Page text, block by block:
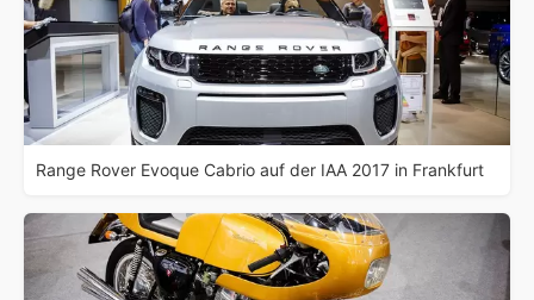
Range Rover Evoque Cabrio auf der IAA 2017 in Frankfurt